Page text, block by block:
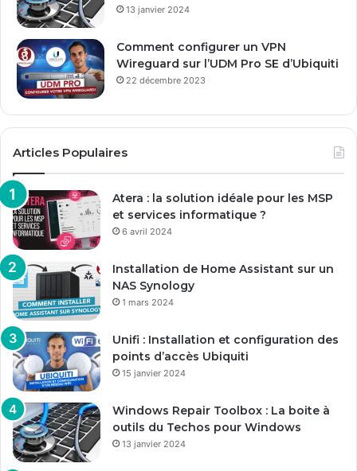
13 janvier 2024
Comment configurer un VPN
Wireguard sur l’UDM Pro SE d’Ubiquiti
22 décembre 2023
Articles Populaires
Atera : la solution idéale pour les MSP
et services informatique ?
6 avril 2024
Installation de Home Assistant sur un
NAS Synology
1 mars 2024
Unifi : Installation et configuration des
points d’accès Ubiquiti
15 janvier 2024
Windows Repair Toolbox : La boite à
outils du Techos pour Windows
13 janvier 2024